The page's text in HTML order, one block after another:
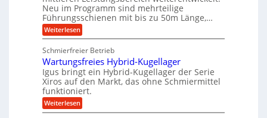
b
u
n
g
e
n
u
b
b
e
w
e
g
u
n
g
e
n
o
t
i
v
e
n
d
M
a
s
c
h
i
W
e
r
k
z
e
u
g
k
r
e
i
s
Neu im Programm sind mehrteilige
Führungsschienen mit bis zu 50m Länge,…
Weiterlesen:
K
g
e
l
s
c
h
i
e
Schmierfreier Betrieb
Wartungsfreies Hybrid-Kugellager
Igus bringt ein Hybrid-Kugellager der Serie
Xiros auf den Markt, das ohne Schmiermittel
funktioniert.
Weiterlesen:
W